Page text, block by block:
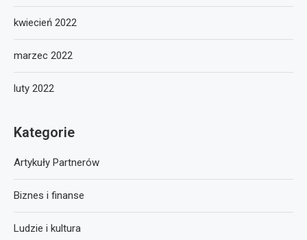
kwiecień 2022
marzec 2022
luty 2022
Kategorie
Artykuły Partnerów
Biznes i finanse
Ludzie i kultura